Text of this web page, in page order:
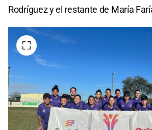
Rodríguez y el restante de María